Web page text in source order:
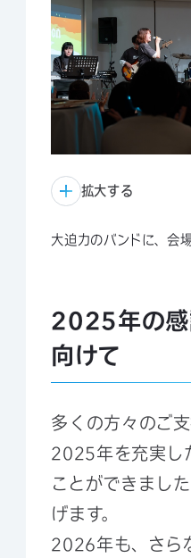
拡大する
大迫力のバンドに、会
2025年の
向けて
多くの方々のご
2025年を充実し
ことができまし
げます。
2026年も、さら